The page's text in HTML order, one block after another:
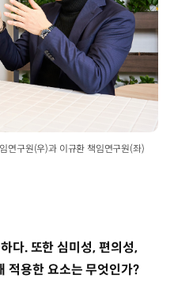
연구원(우)과 이규환 책임연구원(좌)
다. 또한 심미성, 편의성,
적용한 요소는 무엇인가?